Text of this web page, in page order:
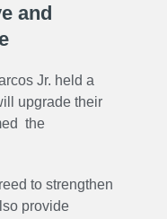
and
Jr. held a
upgrade their
the
to strengthen
provide